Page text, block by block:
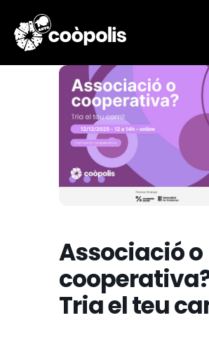
Associació o
Tria el teu